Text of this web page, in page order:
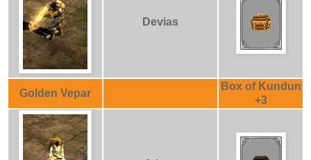
Devias
Golden Vepar
Box of Kundun
+3